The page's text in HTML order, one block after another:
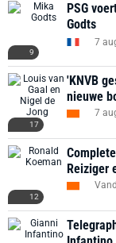
9
PSG
Godts
7
17
'KNVB
nieuwe
7
12
Reiziger